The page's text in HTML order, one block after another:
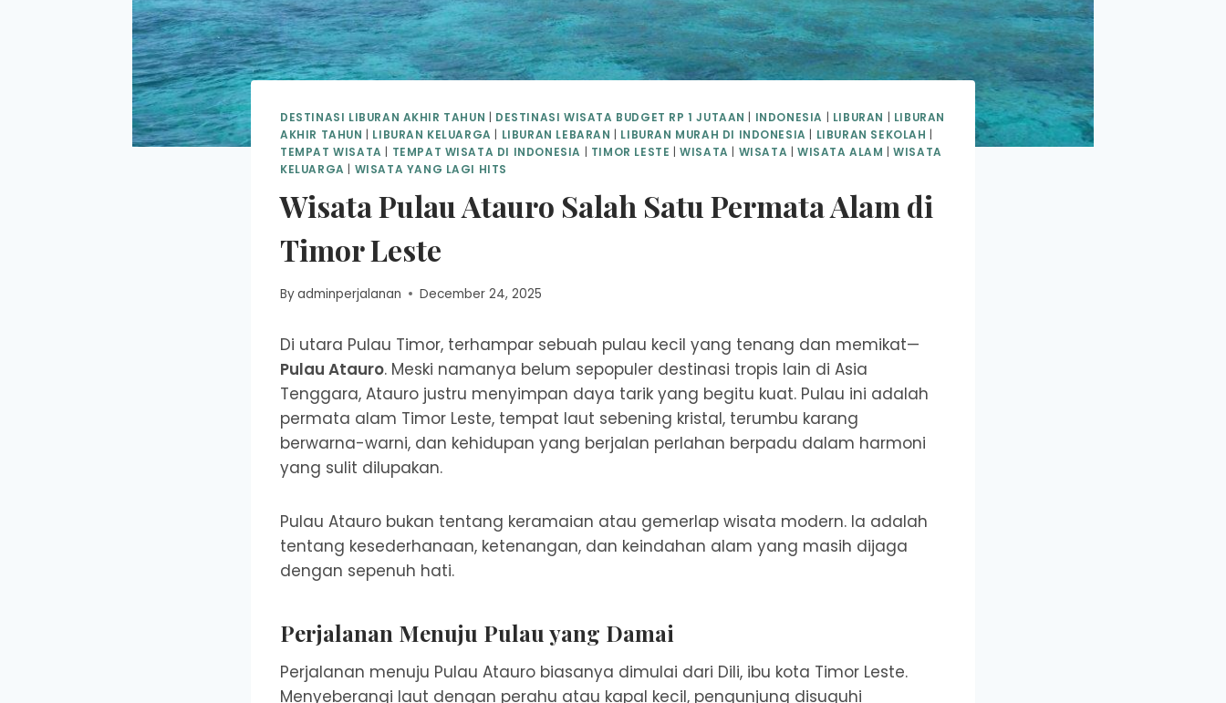
DESTINASI LIBURAN AKHIR TAHUN DESTINASI WISATA BUDGET RP 1 JUTAAN INDONESIA LIBURAN
LIBURAN
AKHIR TAHUN
LIBURAN KELUARGA LIBURAN LEBARAN LIBURAN MURAH DI INDONESIA LIBURAN SEKOLAH
TEMPAT WISATA
TEMPAT WISATA DI INDONESIA TIMOR LESTE |WISATA WISATA WISATA ALAM |WISATA
KELUARGA
WISATA YANG LAGI HITS
Wisata Pulau Atauro Salah Satu Permata Alam di
Timor Leste
Byadminperjalanan December 24, 2025
Di utara Pulau Timor, terhampar sebuah pulau kecil yang tenang dan memikat—
Pulau Atauro. Meski namanya belum sepopuler destinasi tropis lain di Asia
Tenggara, Atauro justru menyimpan daya tarik yang begitu kuat. Pulau ini adalah
permata alam Timor Leste, tempat laut sebening kristal, terumbu karang
berwarna-warni, dan kehidupan yang berjalan perlahan berpadu dalam harmoni
yang sulit dilupakan.
Pulau Atauro bukan tentang keramaian atau gemerlap wisata modern. Ia adalah
tentang kesederhanaan, ketenangan, dan keindahan alam yang masih dijaga
dengan sepenuh hati.
Perjalanan Menuju Pulau yang Damai
Perjalanan menuju Pulau Atauro biasanya dimulai dari Dili, ibu kota Timor Leste.
Menyeberangi laut dengan perahu atau kapal kecil, pengunjung disuguhi